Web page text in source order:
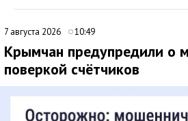
7 августа 2026 10:49
Крымчан предупредили о
поверкой счётчиков